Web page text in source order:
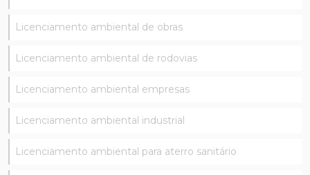
Licenciamento ambiental de obras
Licenciamento ambiental de rodovias
Licenciamento ambiental empresas
Licenciamento ambiental industrial
Licenciamento ambiental para aterro sanitário